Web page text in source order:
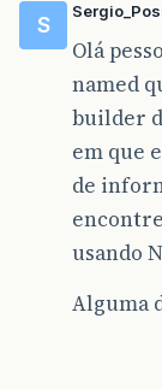
S
Olá
named
builder
em que
de
usando
Alguma